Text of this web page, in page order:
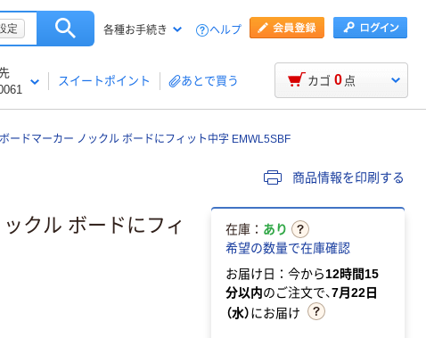
定 各種お手続き ヘルプ
スイートポイント あとで買う カゴ 0 点
ードマーカー ノックル ボードにフィット中字 EMWL5SBF
商品情報を印刷する
クル ボードにフィ
在庫： あり
希望の数量で在庫確認
お届け日：今から12時間15
分以内のご注文で、7月22日
（水）にお届け